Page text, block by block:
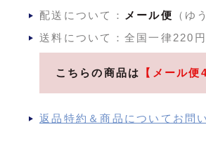
配送について： メール便
（ゆ
送料について：全国一律220円
こちらの商品は 【メール便
返品特約＆商品についてお問